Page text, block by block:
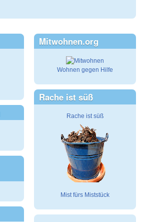
Mitwohnen.org
Wohnen gegen Hilfe
Rache ist süß
Rache ist süß
Mist fürs Miststück